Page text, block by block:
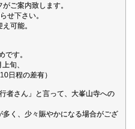
ご案内致します。
せ下さい。
可能。
す。
旬、
日程の差有）
者さん」と言って、大峯山寺への
く、少々賑やかになる場合がござ